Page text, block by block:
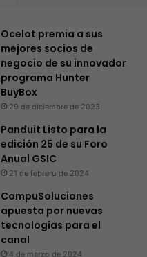
Ocelot premia a sus
mejores socios de
negocio de su innovador
programa Hunter
BuyBox
29 de diciembre de 2023
Panduit Listo para la
edición 25 de su Foro
Anual GSIC
21 de febrero de 2024
CompuSoluciones
apuesta por nuevas
tecnologías para el
canal
4 de marzo de 2024